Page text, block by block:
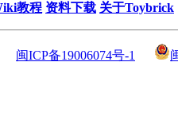
教程 资料下载 关于Toybrick
闽ICP备19006074号-1